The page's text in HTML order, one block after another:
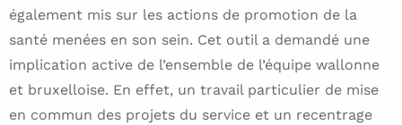
également mis sur les actions de promotion de la
santé menées en son sein. Cet outil a demandé une
implication active de l’ensemble de l’équipe wallonne
et bruxelloise. En effet, un travail particulier de mise
en commun des projets du service et un recentrage